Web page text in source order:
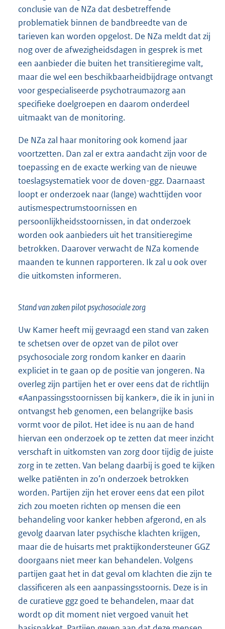
conclusie van de NZa dat desbetreffende
problematiek binnen de bandbreedte van de
tarieven kan worden opgelost. De NZa meldt dat zij
nog over de afwezigheidsdagen in gesprek is met
een aanbieder die buiten het transitieregime valt,
maar die wel een beschikbaarheidbijdrage ontvangt
voor gespecialiseerde psychotraumazorg aan
specifieke doelgroepen en daarom onderdeel
uitmaakt van de monitoring.
De NZa zal haar monitoring ook komend jaar
voortzetten. Dan zal er extra aandacht zijn voor de
toepassing en de exacte werking van de nieuwe
toeslagsystematiek voor de doven-ggz. Daarnaast
loopt er onderzoek naar (lange) wachttijden voor
autismespectrumstoornissen en
persoonlijkheidsstoornissen, in dat onderzoek
worden ook aanbieders uit het transitieregime
betrokken. Daarover verwacht de NZa komende
maanden te kunnen rapporteren. Ik zal u ook over
die uitkomsten informeren.
Stand van zaken pilot psychosociale zorg
Uw Kamer heeft mij gevraagd een stand van zaken
te schetsen over de opzet van de pilot over
psychosociale zorg rondom kanker en daarin
expliciet in te gaan op de positie van jongeren. Na
overleg zijn partijen het er over eens dat de richtlijn
«Aanpassingsstoornissen bij kanker», die ik in juni in
ontvangst heb genomen, een belangrijke basis
vormt voor de pilot. Het idee is nu aan de hand
hiervan een onderzoek op te zetten dat meer inzicht
verschaft in uitkomsten van zorg door tijdig de juiste
zorg in te zetten. Van belang daarbij is goed te kijken
welke patiënten in zo’n onderzoek betrokken
worden. Partijen zijn het erover eens dat een pilot
zich zou moeten richten op mensen die een
behandeling voor kanker hebben afgerond, en als
gevolg daarvan later psychische klachten krijgen,
maar die de huisarts met praktijkondersteuner GGZ
doorgaans niet meer kan behandelen. Volgens
partijen gaat het in dat geval om klachten die zijn te
classificeren als een aanpassingsstoornis. Deze is in
de curatieve ggz goed te behandelen, maar dat
wordt op dit moment niet vergoed vanuit het